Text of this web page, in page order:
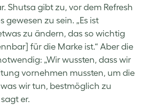
Shutsa gibt zu, vor dem Refresh
gewesen zu sein. „Es ist
zu ändern, das so wichtig
für die Marke ist.“ Aber die
„Wir wussten, dass wir
vornehmen mussten, um die
wir tun, bestmöglich zu
er.